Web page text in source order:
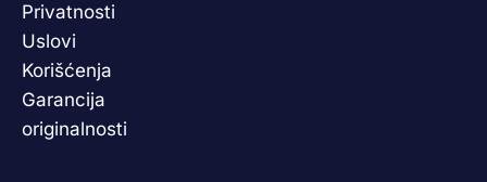
Privatnosti
Uslovi
Korišćenja
Garancija
originalnosti